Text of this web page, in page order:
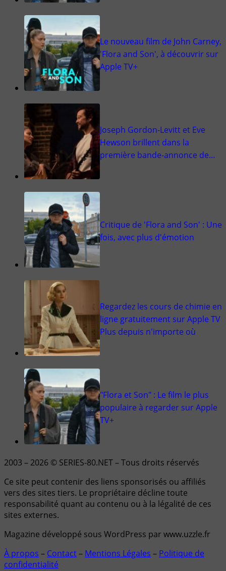
Le nouveau film de John Carney,
'Flora and Son', à découvrir sur
Apple TV+
Joseph Gordon-Levitt et Eve
Hewson brillent dans la
première bande-annonce de…
Critique de 'Flora and Son' : Une
fois, avec plus d'émotion
Regardez les cours de chimie en
ligne gratuitement sur Apple TV
Plus depuis n'importe où
"Flora et Son" : Le film le plus
populaire à regarder sur Apple
TV+
2003 – 2026 © SERIES-80.NET – Tous droits réservés
Ce site peut contenir des liens sponsorisés ou affiliés
vers des sites tiers. Le propriétaire décline toute
responsabilité quant au contenu ou à la légalité de ces
sites externes.
Magazine développé sous WordPress par www.uzzle.fr
À propos – Contact– Mentions Légales – Politique de
confidentialité